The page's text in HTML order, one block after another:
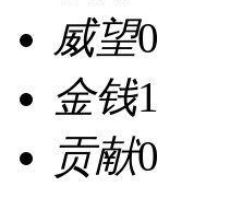
威望0
金钱1
贡献0